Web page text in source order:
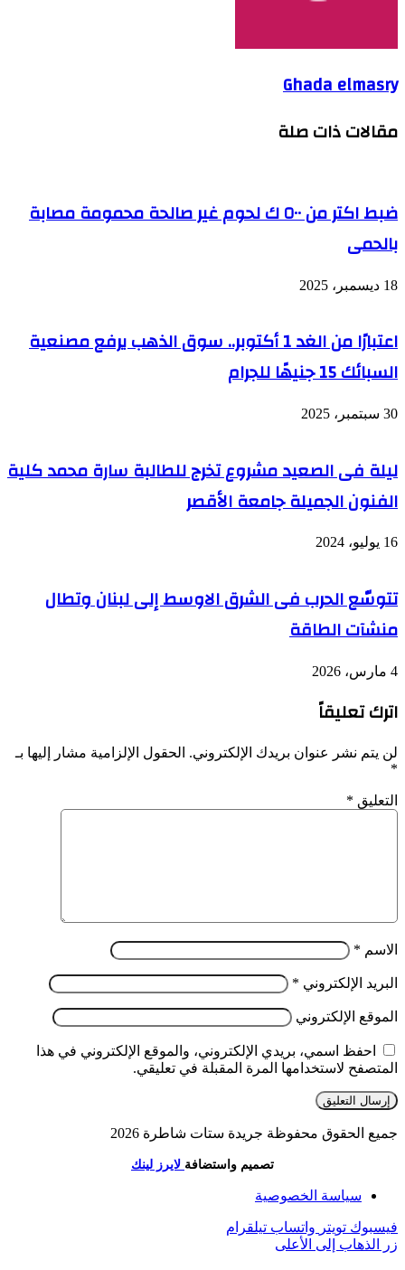
Ghada elmasry
مقالات ذات صلة
ضبط اكتر من ٥٠٠ ك لحوم غير صالحة محمومة مصابة
بالحمى
18 ديسمبر، 2025
اعتبارًا من الغد 1 أكتوبر.. سوق الذهب يرفع مصنعية
السبائك 15 جنيهًا للجرام
30 سبتمبر، 2025
ليلة فى الصعيد مشروع تخرج للطالبة سارة محمد كلية
الفنون الجميلة جامعة الأقصر
16 يوليو، 2024
تتوسّع الحرب فى الشرق الاوسط إلى لبنان وتطال
منشآت الطاقة
4 مارس، 2026
اترك تعليقاً
لن يتم نشر عنوان بريدك الإلكتروني. الحقول الإلزامية مشار إليها بـ
*
التعليق *
الاسم *
البريد الإلكتروني *
الموقع الإلكتروني
احفظ اسمي، بريدي الإلكتروني، والموقع الإلكتروني في هذا
المتصفح لاستخدامها المرة المقبلة في تعليقي.
جميع الحقوق محفوظة جريدة ستات شاطرة 2026
تصميم واستضافة لايرز لينك
سياسة الخصوصية
فيسبوك تويتر واتساب تيلقرام
زر الذهاب إلى الأعلى